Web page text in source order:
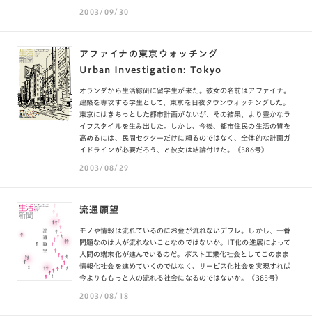
2003/09/30
アファイナの東京ウォッチング
Urban Investigation: Tokyo
オランダから生活総研に留学生が来た。彼女の名前はアファイナ。
建築を専攻する学生として、東京を日夜タウンウォッチングした。
東京にはきちっとした都市計画がないが、その結果、より豊かなラ
イフスタイルを生み出した。しかし、今後、都市住民の生活の質を
高めるには、民間セクターだけに頼るのではなく、全体的な計画ガ
イドラインが必要だろう、と彼女は結論付けた。《386号》
2003/08/29
流通願望
モノや情報は流れているのにお金が流れないデフレ。しかし、一番
問題なのは人が流れないことなのではないか。IT化の進展によって
人間の端末化が進んでいるのだ。ポスト工業化社会としてこのまま
情報化社会を進めていくのではなく、サービス化社会を実現すれば
今よりももっと人の流れる社会になるのではないか。《385号》
2003/08/18